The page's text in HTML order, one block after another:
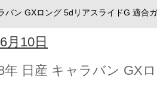
バン GXロング 5dリアスライドG 適合
月10日
年 日産 キャラバン GX